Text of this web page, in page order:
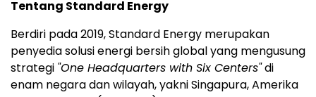
Tentang Standard Energy
Berdiri pada 2019, Standard Energy merupakan
penyedia solusi energi bersih global yang mengusung
strategi "One Headquarters with Six Centers"di
enam negara dan wilayah, yakni Singapura, Amerika